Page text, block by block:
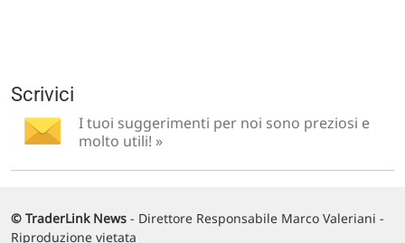
Scrivici
I tuoi suggerimenti per noi sono preziosi e
molto utili! »
© TraderLink News - Direttore Responsabile Marco Valeriani -
Riproduzione vietata